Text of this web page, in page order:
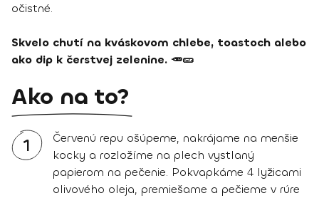
očistné.
Skvelo chutí na kváskovom chlebe, toastoch alebo
ako dip k čerstvej zelenine. 🥕🥒
Ako na to?
1
Červenú repu ošúpeme, nakrájame na menšie
kocky a rozložíme na plech vystlaný
papierom na pečenie. Pokvapkáme 4 lyžicami
olivového oleja, premiešame a pečieme v rúre